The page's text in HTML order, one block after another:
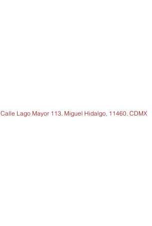
Calle Lago Mayor 113. Miguel Hidalgo, 11460. CDMX